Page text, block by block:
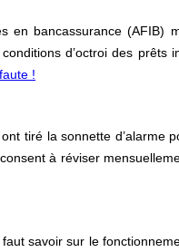
en bancassurance (AFIB)
d’octroi des prêts
!
tiré la sonnette d’alarme
à réviser
savoir sur le